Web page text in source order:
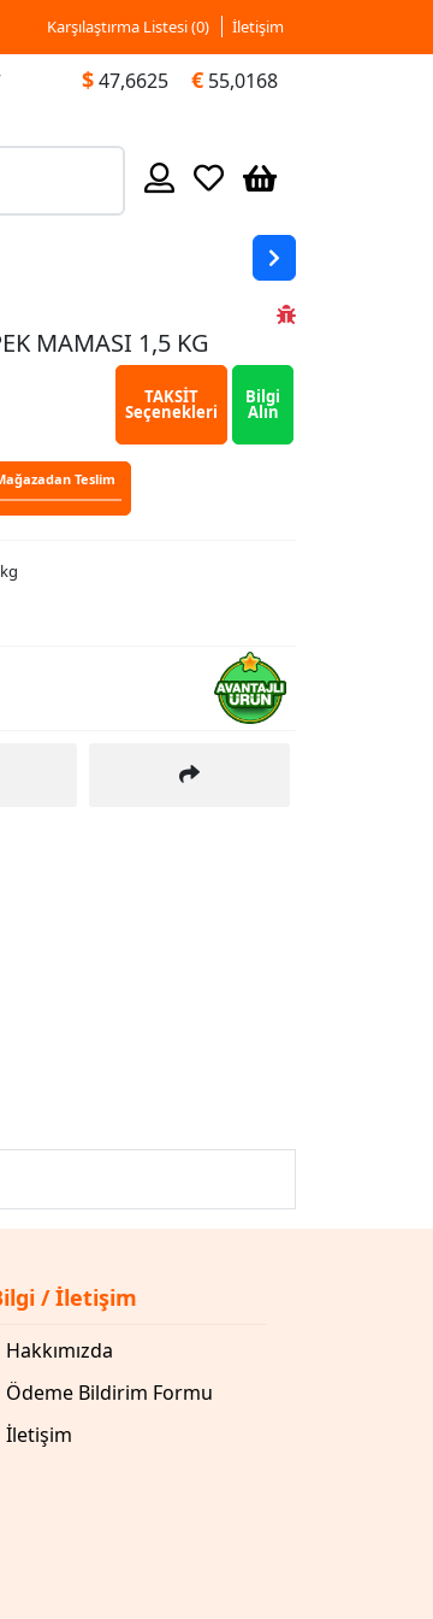
Karşılaştırma Listesi (0) İletişim
$47,6625 € 55,0168
MAMASI 1,5 KG
TAKSİT
Seçenekleri
Bilgi
Alın
Teslim
/ İletişim
Hakkımızda
Ödeme Bildirim Formu
İletişim